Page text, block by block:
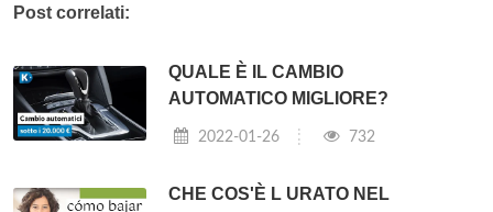
Post correlati:
QUALE È IL CAMBIO
AUTOMATICO MIGLIORE?
2022-01-26 732
CHE COS'È L URATO NEL